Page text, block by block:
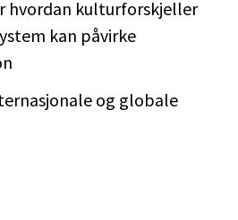
hvordan kulturforskjeller
kan påvirke
og globale